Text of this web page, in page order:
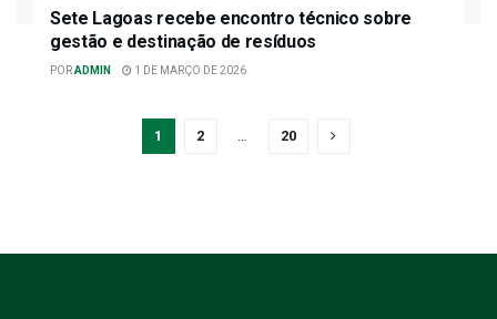
Sete Lagoas recebe encontro técnico sobre
gestão e destinação de resíduos
PORADMIN 1 DE MARÇO DE 2026
1 2 … 20